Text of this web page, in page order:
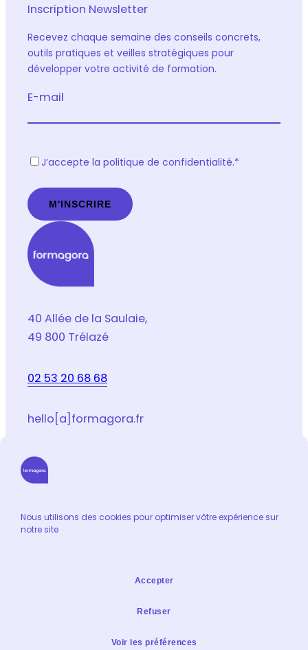
Nous utilisons des cookies pour optimiser vôtre expérience sur
notre site
Accepter
Refuser
Voir les préférences
Inscription Newsletter
Recevez chaque semaine des conseils concrets,
outils pratiques et veilles stratégiques pour
développer votre activité de formation.
E-mail
R
P
D
*
J’accepte la politique de confidentialité.*
40 Allée de la Saulaie,
49 800 Trélazé
02 53 20 68 68
hello[a]formagora.fr
Suivez-nous sur les réseaux sociaux
Catalogue de formation